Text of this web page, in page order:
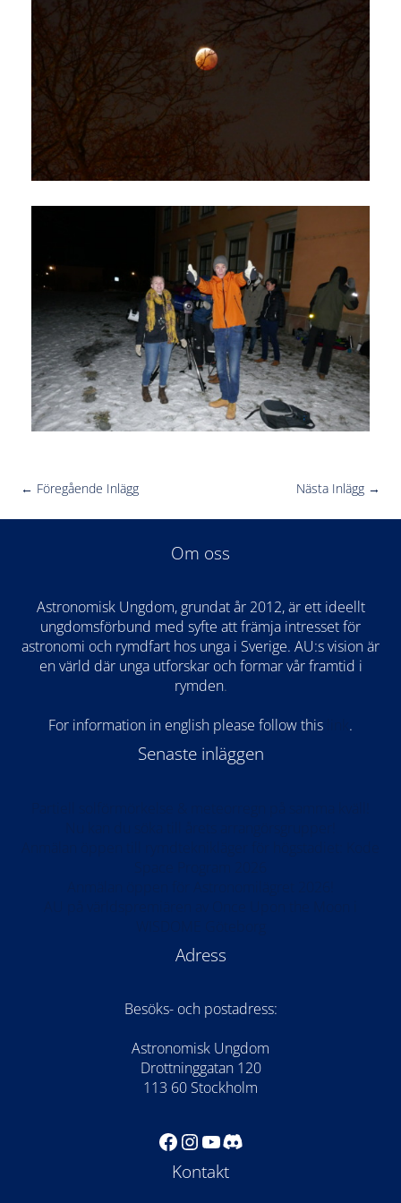
← Föregående Inlägg Nästa Inlägg →
Om oss
Astronomisk Ungdom, grundat år 2012, är ett ideellt
ungdomsförbund med syfte att främja intresset för
astronomi och rymdfart hos unga i Sverige. AU:s vision är
en värld där unga utforskar och formar vår framtid i
rymden.
For information in english please follow this
.
Senaste inläggen
Adress
Besöks- och postadress:
Astronomisk Ungdom
Drottninggatan 120
113 60 Stockholm
Facebook
Instagram
YouTube
Discord
Kontakt